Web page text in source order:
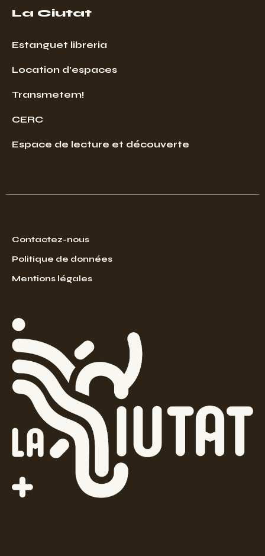
La Ciutat
Estanguet libreria
Location d’espaces
Transmetem!
CERC
Espace de lecture et découverte
Contactez-nous
Politique de données
Mentions légales